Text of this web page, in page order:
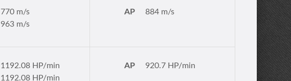
770 m/s
963 m/s
AP 884 m/s
1192.08 HP/min
1192.08 HP/min
AP 920.7 HP/min